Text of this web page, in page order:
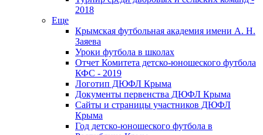
2018
Еще
Крымская футбольная академия имени А. Н.
Заяева
Уроки футбола в школах
Отчет Комитета детско-юношеского футбола
КФС - 2019
Логотип ДЮФЛ Крыма
Документы первенства ДЮФЛ Крыма
Сайты и страницы участников ДЮФЛ
Крыма
Год детско-юношеского футбола в